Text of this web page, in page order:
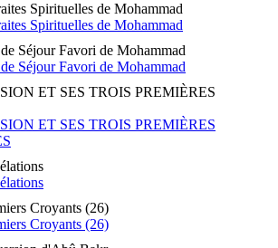
Spirituelles de Mohammad
Spirituelles de Mohammad
Séjour Favori de Mohammad
Séjour Favori de Mohammad
ET SES TROIS PREMIÈRES
ET SES TROIS PREMIÈRES
Croyants (26)
Croyants (26)